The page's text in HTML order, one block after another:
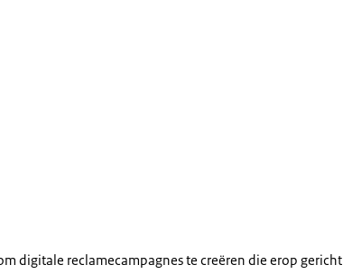
digitale reclamecampagnes te creëren die erop gericht